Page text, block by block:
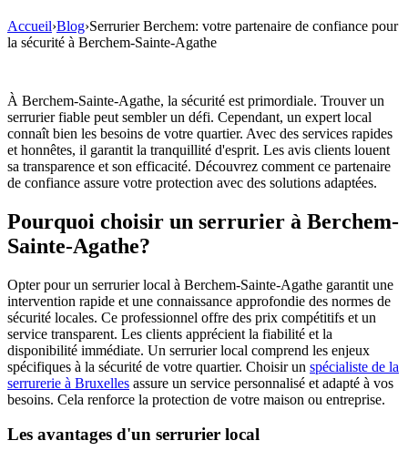
Accueil›Blog›Serrurier Berchem: votre partenaire de confiance pour
la sécurité à Berchem-Sainte-Agathe
À Berchem-Sainte-Agathe, la sécurité est primordiale. Trouver un
serrurier fiable peut sembler un défi. Cependant, un expert local
connaît bien les besoins de votre quartier. Avec des services rapides
et honnêtes, il garantit la tranquillité d'esprit. Les avis clients louent
sa transparence et son efficacité. Découvrez comment ce partenaire
de confiance assure votre protection avec des solutions adaptées.
Pourquoi choisir un serrurier à Berchem-
Sainte-Agathe?
Opter pour un serrurier local à Berchem-Sainte-Agathe garantit une
intervention rapide et une connaissance approfondie des normes de
sécurité locales. Ce professionnel offre des prix compétitifs et un
service transparent. Les clients apprécient la fiabilité et la
disponibilité immédiate. Un serrurier local comprend les enjeux
spécifiques à la sécurité de votre quartier. Choisir un spécialiste de la
serrurerie à Bruxelles assure un service personnalisé et adapté à vos
besoins. Cela renforce la protection de votre maison ou entreprise.
Les avantages d'un serrurier local